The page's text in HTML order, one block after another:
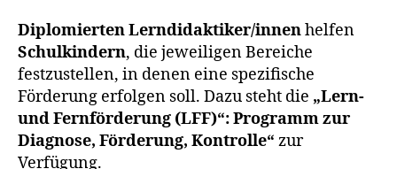
Diplomierten Lerndidaktiker/innenhelfen
Schulkindern, die jeweiligen Bereiche
festzustellen, in denen eine spezifische
Förderung erfolgen soll. Dazu steht die „Lern-
und Fernförderung (LFF)“: Programm zur
Diagnose, Förderung, Kontrolle“ zur
Verfügung.